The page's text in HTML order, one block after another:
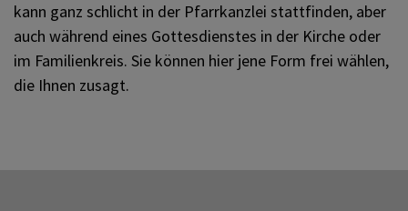
kann ganz schlicht in der Pfarrkanzlei stattfinden, aber
auch während eines Gottesdienstes in der Kirche oder
im Familienkreis. Sie können hier jene Form frei wählen,
die Ihnen zusagt.